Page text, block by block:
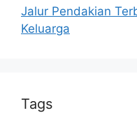
Jalur Pendakian
Keluarga
Tags